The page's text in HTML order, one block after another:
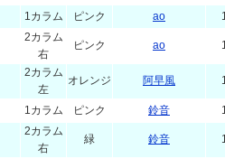
1カラム ピンク ao
2カラム
右
ピンク ao
2カラム
左
オレンジ 阿早風
1カラム ピンク 鈴音
2カラム
右
緑 鈴音